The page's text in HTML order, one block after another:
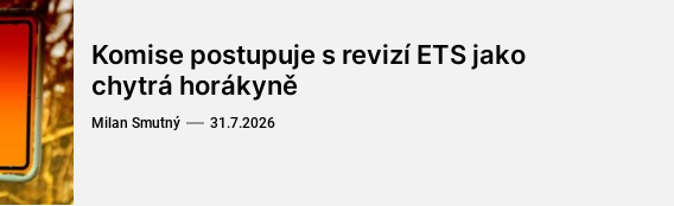
Komise postupuje s revizí ETS jako
chytrá horákyně
Milan Smutný 31.7.2026